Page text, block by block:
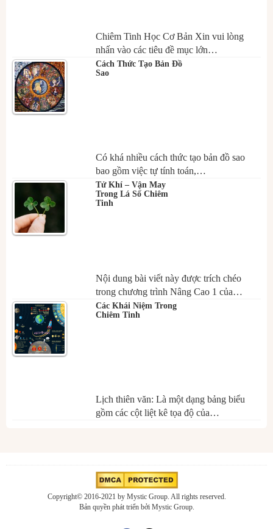
Chiêm Tinh Học Cơ Bản Xin vui lòng
nhấn vào các tiêu đề mục lớn…
Cách Thức Tạo Bản Đồ
Sao
Có khá nhiều cách thức tạo bản đồ sao
bao gồm việc tự tính toán,…
Tử Khí – Vận May
Trong Lá Số Chiêm
Tinh
Nội dung bài viết này được trích chéo
trong chương trình Nâng Cao 1 của…
Các Khái Niệm Trong
Chiêm Tinh
Lịch thiên văn: Là một dạng bảng biểu
gồm các cột liệt kê tọa độ của…
Copyright© 2016-2021 by Mystic Group. All rights reserved.
Bản quyền phát triển bởi Mystic Group.